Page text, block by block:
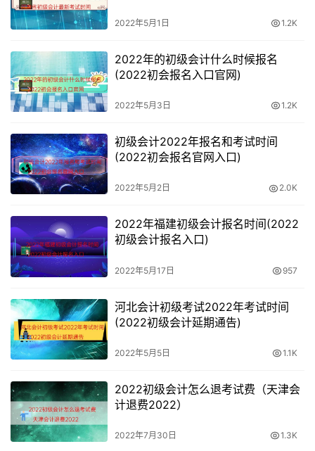
2022年5月1日 1.2K
2022年的初级会计什么时候报名
(2022初会报名入口官网)
2022年5月3日 1.2K
初级会计2022年报名和考试时间
(2022初会报名官网入口)
2022年5月2日 2.0K
2022年福建初级会计报名时间(2022
初级会计报名入口)
2022年5月17日 957
河北会计初级考试2022年考试时间
(2022初级会计延期通告)
2022年5月5日 1.1K
2022初级会计怎么退考试费（天津会
计退费2022）
2022年7月30日 1.3K